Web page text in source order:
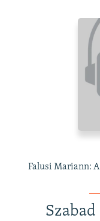
Falusi Mariann: A